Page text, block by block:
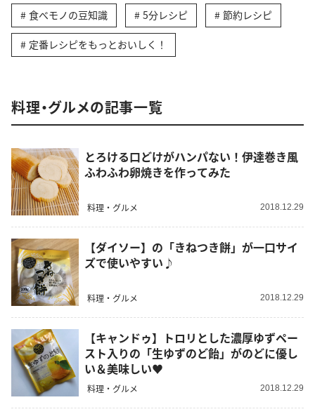
食べモノの豆知識 5分レシピ 節約レシピ
定番レシピをもっとおいしく！
料理・グルメの記事一覧
とろける口どけがハンパない！伊達巻き風
ふわふわ卵焼きを作ってみた
料理・グルメ 2018.12.29
【ダイソー】の「きねつき餅」が一口サイ
ズで使いやすい♪
料理・グルメ 2018.12.29
【キャンドゥ】トロリとした濃厚ゆずペー
スト入りの「生ゆずのど飴」がのどに優し
い＆美味しい♥
料理・グルメ 2018.12.29